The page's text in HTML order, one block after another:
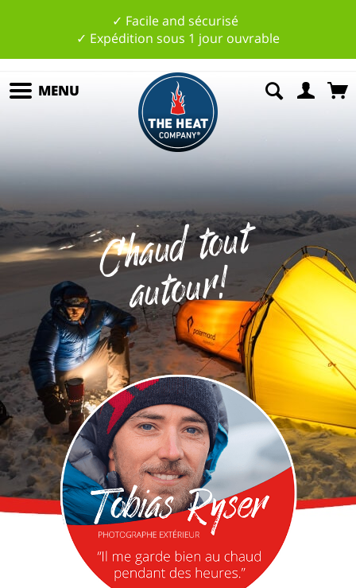
✓ Facile and sécurisé
✓ Expédition sous 1 jour ouvrable
C
h
a
u
d
t
o
ut
a
ut
o
u
r
!
MENU